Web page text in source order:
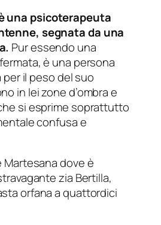
una psicoterapeuta
segnata da una
Pur essendo una
è una persona
il peso del suo
in lei zone d’ombra e
si esprime soprattutto
confusa e
Martesana dove è
zia Bertilla,
orfana a quattordici